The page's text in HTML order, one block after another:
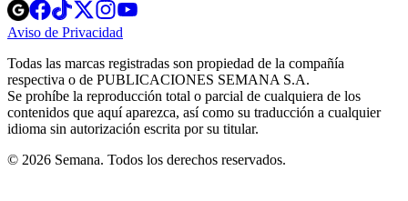
Opens
in
new
Opens
in
new
Opens
in
new
window
Opens
new
windowwindow
Aviso de Privacidad
new
window
Todas las marcas registradas son propiedad de la compañía
respectiva o de PUBLICACIONES SEMANA S.A.
Se prohíbe la reproducción total o parcial de cualquiera de los
contenidos que aquí aparezca, así como su traducción a cualquier
idioma sin autorización escrita por su titular.
© 2026 Semana. Todos los derechos reservados.